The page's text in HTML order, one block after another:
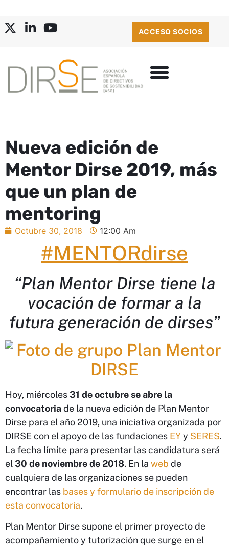
ACCESO SOCIOS
Nueva edición de
Mentor Dirse 2019, más
que un plan de
mentoring
Octubre 30, 2018 12:00 Am
#MENTORdirse
“Plan Mentor Dirse tiene la
vocación de formar a la
futura generación de dirses”
Hoy, miércoles31 de octubre se abre la
convocatoriade la nueva edición de Plan Mentor
Dirse para el año 2019, una iniciativa organizada por
DIRSE con el apoyo de las fundaciones EYy SERES.
La fecha límite para presentar las candidatura será
el 30 de noviembre de 2018. En la web de
cualquiera de las organizaciones se pueden
encontrar las bases y formulario de inscripción de
esta convocatoria.
Plan Mentor Dirse supone el primer proyecto de
acompañamiento y tutorización que surge en el